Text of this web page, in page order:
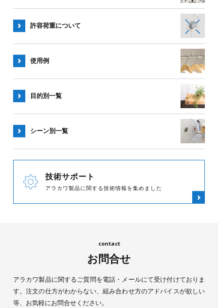
許容荷重について
使用例
目的別一覧
シーン別一覧
技術サポート
アラカワ製品に関する技術情報を集めました
お問合せ
アラカワ製品に関するご質問を電話・メールにて受け付けておりま
す。注文の仕方がわからない、組み合わせ方のアドバイスが欲しい
等、お気軽にお問合せください。